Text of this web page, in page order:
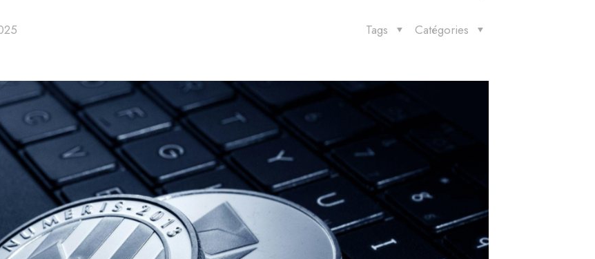
Catégories
Tags